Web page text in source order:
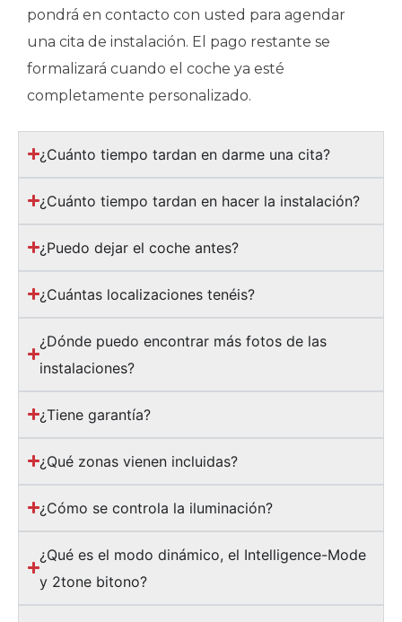
pondrá en contacto con usted para agendar
una cita de instalación. El pago restante se
formalizará cuando el coche ya esté
completamente personalizado.
¿Cuánto tiempo tardan en darme una cita?
¿Cuánto tiempo tardan en hacer la instalación?
¿Puedo dejar el coche antes?
¿Cuántas localizaciones tenéis?
¿Dónde puedo encontrar más fotos de las
instalaciones?
¿Tiene garantía?
¿Qué zonas vienen incluidas?
¿Cómo se controla la iluminación?
¿Qué es el modo dinámico, el Intelligence-Mode
y 2tone bitono?